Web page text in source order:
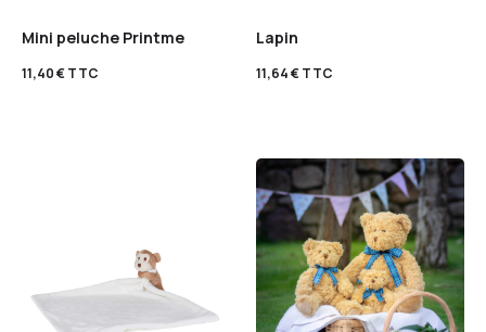
Mini peluche Printme
11,40€TTC
Lapin
11,64€TTC